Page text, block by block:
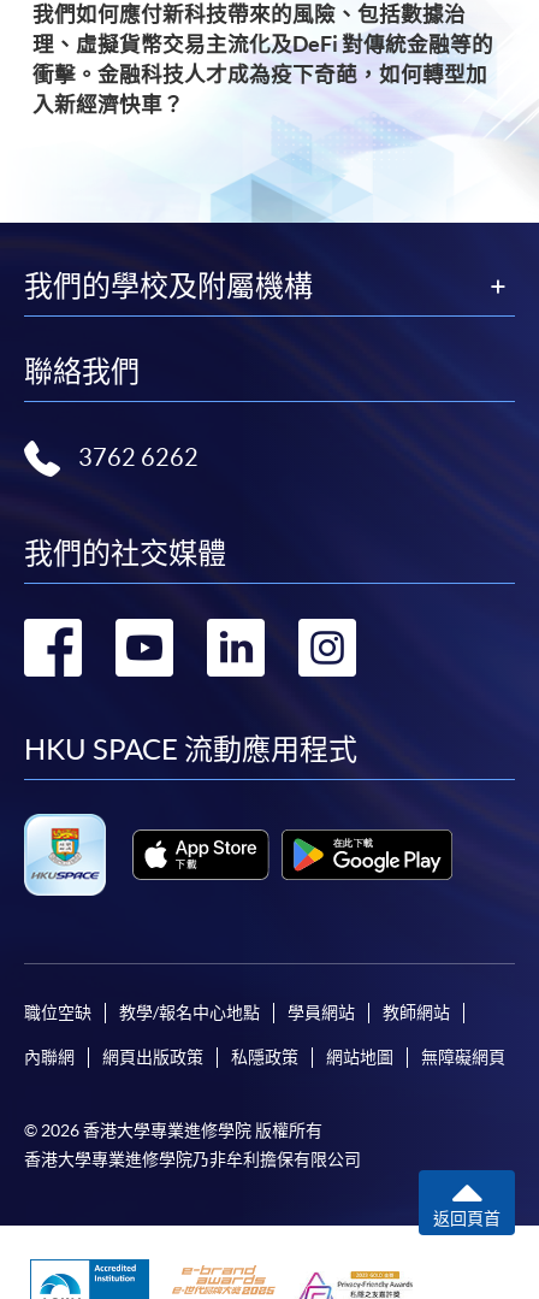
我們如何應付新科技帶來的風險、包括數據治
理、虛擬貨幣交易主流化及DeFi 對傳統金融等的
衝擊。金融科技人才成為疫下奇葩，如何轉型加
入新經濟快車？
我們的學校及附屬機構
聯絡我們
3762 6262
我們的社交媒體
轉
facebook
轉
youtube
轉
linkedin
轉
HKU SPACE 流動應用程式
職位空缺 教學/報名中心地點 學員網站 教師網站
內聯網 網頁出版政策 私隱政策 網站地圖 無障礙網頁
© 2026 香港大學專業進修學院 版權所有
香港大學專業進修學院乃非牟利擔保有限公司
返回頁首